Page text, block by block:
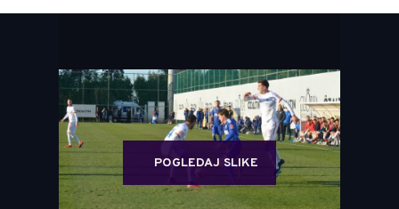
POGLEDAJ SLIKE